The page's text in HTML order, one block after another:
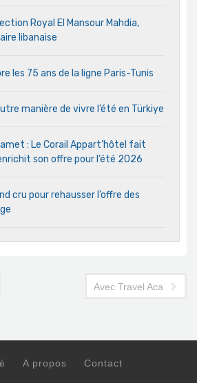
Royal El Mansour Mahdia,
libanaise
les 75 ans de la ligne Paris-Tunis
manière de vivre l’été en Türkiye
: Le Corail Appart’hôtel fait
son offre pour l’été 2026
cru pour rehausser l’offre des
: Nouvel an en Türkiye, trois villes au
Avec Travel Academy
A propos Contact